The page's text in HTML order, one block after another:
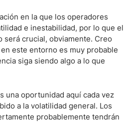
en la que los operadores
e inestabilidad, por lo que el
será crucial, obviamente. Creo
este entorno es muy probable
siga siendo algo a lo que
una oportunidad aquí cada vez
a la volatilidad general. Los
probablemente tendrán